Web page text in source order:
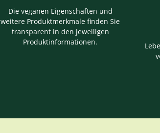
Die veganen Eigenschaften und
weitere Produktmerkmale finden Sie
transparent in den jeweiligen
Produktinformationen.